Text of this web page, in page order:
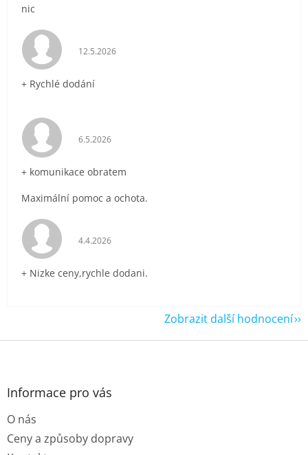
nic
Hodnocení obchodu je 5 z 5 hvězdiček.
12.5.2026
+ Rychlé dodání
Hodnocení obchodu je 5 z 5 hvězdiček.
6.5.2026
+ komunikace obratem
Maximální pomoc a ochota.
Hodnocení obchodu je 5 z 5 hvězdiček.
4.4.2026
+ Nizke ceny,rychle dodani.
Zobrazit další hodnocení
Z
Informace pro vás
O nás
Ceny a způsoby dopravy